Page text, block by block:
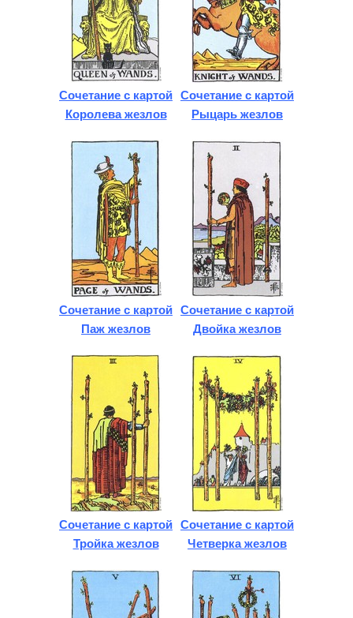
Сочетание с картой
Королева жезлов
Сочетание с картой
Рыцарь жезлов
Сочетание с картой
Паж жезлов
Сочетание с картой
Двойка жезлов
Сочетание с картой
Тройка жезлов
Сочетание с картой
Четверка жезлов